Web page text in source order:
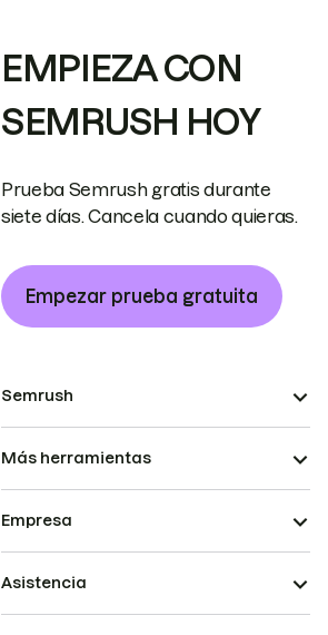
EMPIEZA CON
SEMRUSH HOY
Prueba Semrush gratis durante
siete días. Cancela cuando quieras.
Empezar prueba gratuita
Semrush
Más herramientas
Empresa
Asistencia